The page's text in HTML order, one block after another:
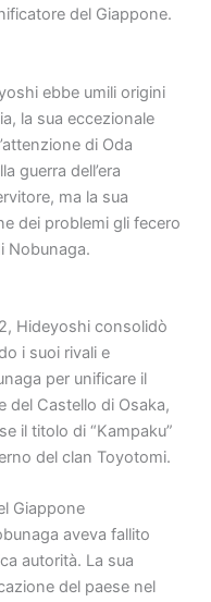
del Giappone.
ebbe umili origini
la sua eccezionale
di Oda
guerra dell’era
ma la sua
dei problemi gli fecero
Nobunaga.
Hideyoshi consolidò
i suoi rivali e
per unificare il
del Castello di Osaka,
il titolo di “Kampaku”
del clan Toyotomi.
Giappone
aveva fallito
autorità. La sua
del paese nel